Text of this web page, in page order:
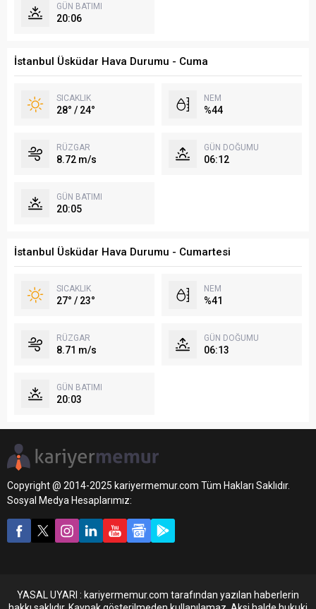
GÜN BATIMI
20:06
İstanbul Üsküdar Hava Durumu - Cuma
SICAKLIK
28° / 24°
NEM
%44
RÜZGAR
8.72 m/s
GÜN DOĞUMU
06:12
GÜN BATIMI
20:05
İstanbul Üsküdar Hava Durumu - Cumartesi
SICAKLIK
27° / 23°
NEM
%41
RÜZGAR
8.71 m/s
GÜN DOĞUMU
06:13
GÜN BATIMI
20:03
Copyright @ 2014-2025 kariyermemur.com Tüm Hakları Saklıdır.
Sosyal Medya Hesaplarımız:
YASAL UYARI : kariyermemur.com tarafından yazılan haberlerin